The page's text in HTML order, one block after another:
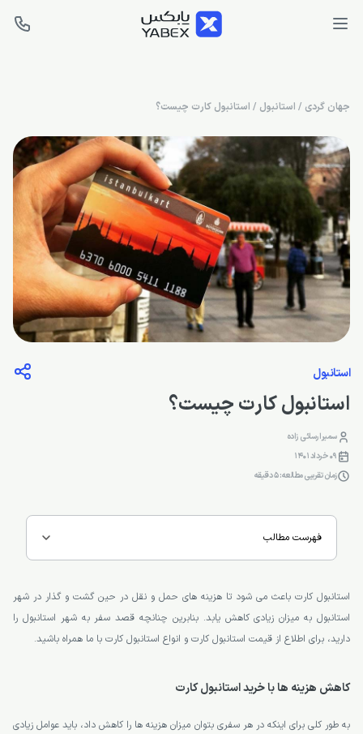
جهان گردی / استانبول / استانبول کارت چیست؟
استانبول
استانبول کارت چیست؟
سمیرا رسائی زاده
09 خرداد 1401
زمان تقریبی مطالعه: 5 دقیقه
فهرست مطالب
استانبول کارت باعث می شود تا هزینه های حمل و نقل در حین گشت و گذار در شهر
استانبول به میزان زیادی کاهش یابد. بنابرین چنانچه قصد سفر به شهر استانبول را
دارید، برای اطلاع از قیمت استانبول کارت و انواع استانبول کارت با ما همراه باشید.
کاهش هزینه ها با خرید استانبول کارت
به طور کلی برای اینکه در هر سفری بتوان میزان هزینه ها را کاهش داد، باید عوامل زیادی